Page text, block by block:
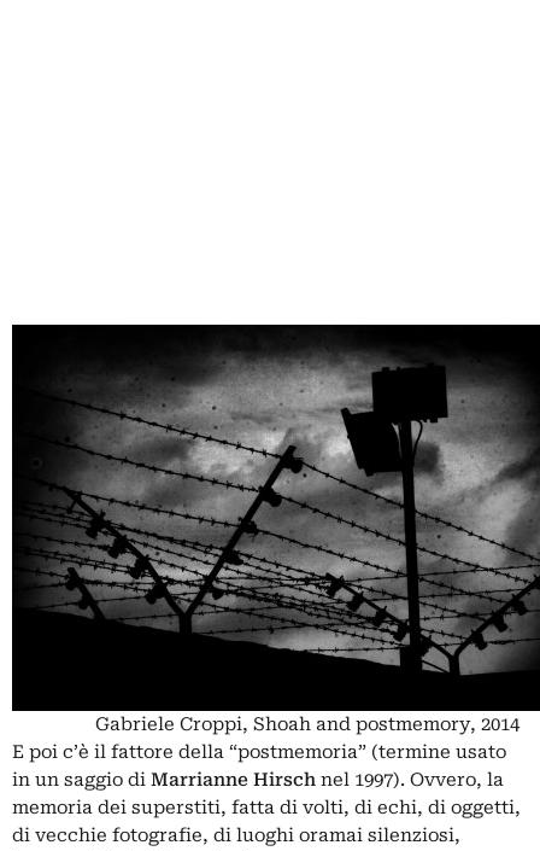
Gabriele Croppi, Shoah and postmemory, 2014
E poi c’è il fattore della “postmemoria” (termine usato
in un saggio di Marrianne Hirsch nel 1997). Ovvero, la
memoria dei superstiti, fatta di volti, di echi, di oggetti,
di vecchie fotografie, di luoghi oramai silenziosi,